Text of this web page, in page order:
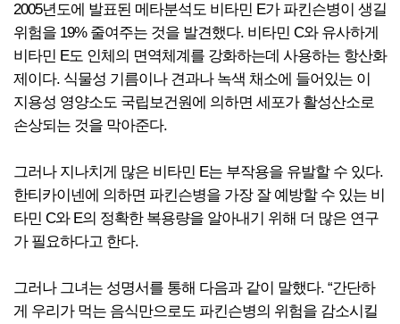
2005년도에 발표된 메타분석도 비타민 E가 파킨슨병이 생길
위험을 19% 줄여주는 것을 발견했다. 비타민 C와 유사하게
비타민 E도 인체의 면역체계를 강화하는데 사용하는 항산화
제이다. 식물성 기름이나 견과나 녹색 채소에 들어있는 이
지용성 영양소도 국립보건원에 의하면 세포가 활성산소로
손상되는 것을 막아준다.
그러나 지나치게 많은 비타민 E는 부작용을 유발할 수 있다.
한티카이넨에 의하면 파킨슨병을 가장 잘 예방할 수 있는 비
타민 C와 E의 정확한 복용량을 알아내기 위해 더 많은 연구
가 필요하다고 한다.
그러나 그녀는 성명서를 통해 다음과 같이 말했다. “간단하
게 우리가 먹는 음식만으로도 파킨슨병의 위험을 감소시킬